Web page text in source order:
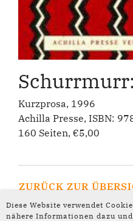
Diese Website verwendet
nähere Informationen dazu
Kurzprosa, 1996
Achilla Presse, ISBN:
160 Seiten, €5,00
ZURÜCK ZUR